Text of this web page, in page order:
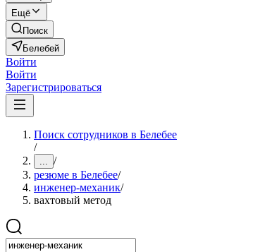
Ещё
Поиск
Белебей
Войти
Войти
Зарегистрироваться
Поиск сотрудников в Белебее
/
... /
резюме в Белебее/
инженер-механик/
вахтовый метод